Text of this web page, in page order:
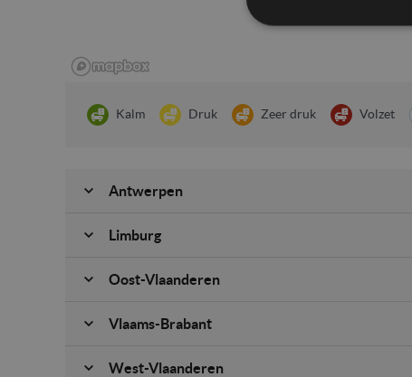
Kalm Druk Zeer druk Volzet
Antwerpen
Limburg
Oost-Vlaanderen
Vlaams-Brabant
West-Vlaanderen